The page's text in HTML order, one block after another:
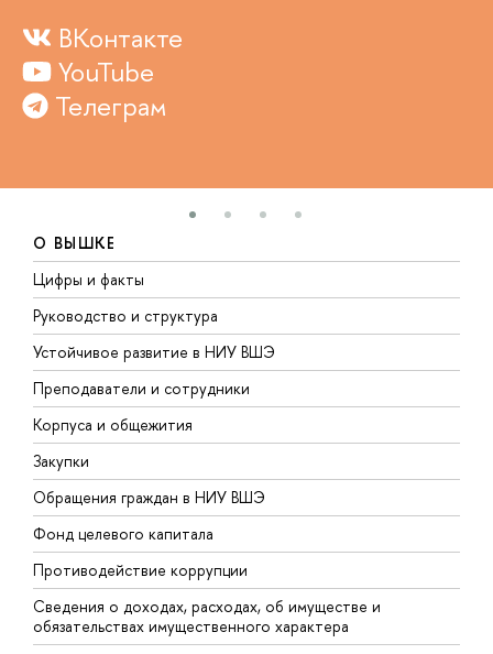
ВКонтакте
YouTube
Телеграм
О ВЫШКЕ
Цифры и факты
Руководство и структура
Устойчивое развитие в НИУ ВШЭ
Преподаватели и сотрудники
Корпуса и общежития
Закупки
Обращения граждан в НИУ ВШЭ
Фонд целевого капитала
Противодействие коррупции
Сведения о доходах, расходах, об имуществе и
обязательствах имущественного характера